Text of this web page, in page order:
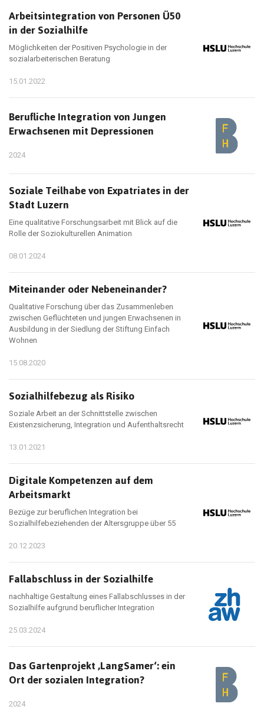
Arbeitsintegration von Personen Ü50
in der Sozialhilfe
Möglichkeiten der Positiven Psychologie in der
sozialarbeiterischen Beratung
15.01.2022
Berufliche Integration von Jungen
Erwachsenen mit Depressionen
2024
Soziale Teilhabe von Expatriates in der
Stadt Luzern
Eine qualitative Forschungsarbeit mit Blick auf die
Rolle der Soziokulturellen Animation
08.01.2024
Miteinander oder Nebeneinander?
Qualitative Forschung über das Zusammenleben
zwischen Geflüchteten und jungen Erwachsenen in
Ausbildung in der Siedlung der Stiftung Einfach
Wohnen
15.08.2020
Sozialhilfebezug als Risiko
Soziale Arbeit an der Schnittstelle zwischen
Existenzsicherung, Integration und Aufenthaltsrecht
13.01.2021
Digitale Kompetenzen auf dem
Arbeitsmarkt
Bezüge zur beruflichen Integration bei
Sozialhilfebeziehenden der Altersgruppe über 55
20.12.2023
Fallabschluss in der Sozialhilfe
nachhaltige Gestaltung eines Fallabschlusses in der
Sozialhilfe aufgrund beruflicher Integration
25.03.2024
Das Gartenprojekt ‚LangSamer‘: ein
Ort der sozialen Integration?
2024